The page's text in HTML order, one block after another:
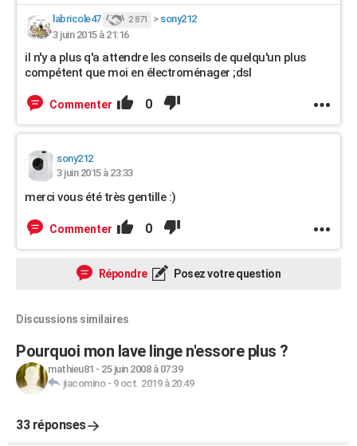
labricole47 2 871 > sony212
3 juin 2015 à 21:16
il n'y a plus q'a attendre les conseils de quelqu'un plus
compétent que moi en électroménager ;dsl
Commenter 0
sony212
3 juin 2015 à 23:33
merci vous été très gentille :)
Commenter 0
Répondre Posez votre question
Discussions similaires
Pourquoi mon lave linge n'essore plus ?
mathieu81 - 25 juin 2008 à 07:39
jiacomino- 9 oct. 2019 à 20:49
33 réponses